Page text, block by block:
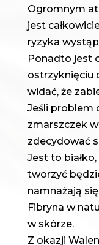
Ogromnym
jest
ryzyka
Ponadto jest
ostrzyknięciu
widać, że
Jeśli problem
zmarszczek
zdecydować
Jest to
tworzyć
namnażają
Fibryna w
w skórze.
Z okazji